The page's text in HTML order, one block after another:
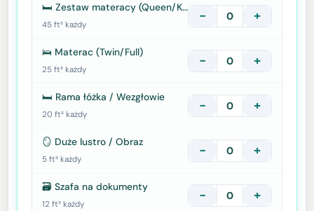
🛏️ Zestaw materacy (Queen/King)
45 ft³ każdy
− +
🛌 Materac (Twin/Full)
25 ft³ każdy
− +
🛏️ Rama łóżka / Wezgłowie
20 ft³ każdy
− +
🪞 Duże lustro / Obraz
5 ft³ każdy
− +
🗃️ Szafa na dokumenty
12 ft³ każdy
− +